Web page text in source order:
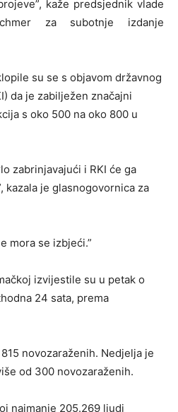
kaže predsjednik vlade
za subotnje izdanje
su se s objavom državnog
da je zabilježen značajni
s oko 500 na oko 800 u
zabrinjavajući i RKI će ga
kazala je glasnogovornica za
mora se izbjeći.”
izvijestile su u petak o
24 sata, prema
novozaraženih. Nedjelja je
od 300 novozaraženih.
najmanje 205.269 ljudi